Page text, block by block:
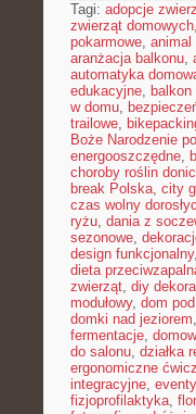
Tagi: adopcje
zwierząt domowych,
pokarmowe, animal
aranżacja balkonu,
automatyka
edukacyjne,
w domu,
trailowe,
Boże Narodzenie
energooszczędne,
choroby roślin
break Polska, city
czas wolny
ryżu, dania z
sezonowe,
design funkcjonalny,
dieta
zwierząt, diy
modułowy, dom
domki nad jeziorem,
fermentacje,
do salonu, działka
ergonomiczne
integracyjne,
fizjoprofilaktyka,